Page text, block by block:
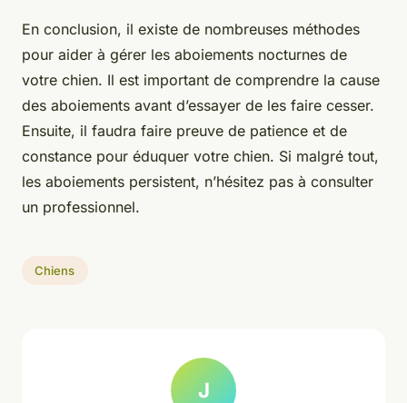
En conclusion, il existe de nombreuses méthodes
pour aider à gérer les aboiements nocturnes de
votre chien. Il est important de comprendre la cause
des aboiements avant d’essayer de les faire cesser.
Ensuite, il faudra faire preuve de patience et de
constance pour éduquer votre chien. Si malgré tout,
les aboiements persistent, n’hésitez pas à consulter
un professionnel.
Chiens
J